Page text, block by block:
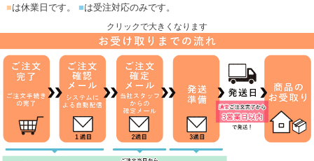
■は休業日です。 ■は受注対応のみです。
クリックで大きくなります